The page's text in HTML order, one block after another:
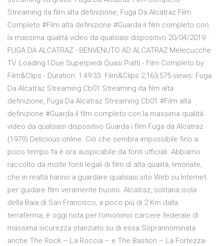
Streaming ita film alta definizione, Fuga Da Alcatraz Film
Completo #Film alta definizione #Guarda il film completo con
la massima qualità video da qualsiasi dispositivo 20/04/2019 ·
FUGA DA ALCATRAZ - BENVENUTO AD ALCATRAZ Melecucche
TV. Loading I Due Superpiedi Quasi Piatti - Film Completo by
Film&Clips - Duration: 1:49:33. Film&Clips 2,163,575 views. Fuga
Da Alcatraz Streaming Cb01 Streaming ita film alta
definizione, Fuga Da Alcatraz Streaming Cb01 #Film alta
definizione #Guarda il film completo con la massima qualità
video da qualsiasi dispositivo Guarda i film Fuga da Alcatraz
(1979) Delicious online. Ciò che sembra impossibile fino a
poco tempo fa è ora auspicabile da fonti ufficiali. Abbiamo
raccolto da molte fonti legali di film di alta qualità, limonate,
che in realtà hanno a guardare qualsiasi sito Web su Internet
per guidare film veramente buono. Alcatraz, solitaria isola
della Baia di San Francisco, a poco più di 2 Km dalla
terraferma, è oggi nota per l’omonimo carcere federale di
massima sicurezza stanziato su di essa.Soprannominata
anche The Rock – La Roccia – e The Bastion – La Fortezza-